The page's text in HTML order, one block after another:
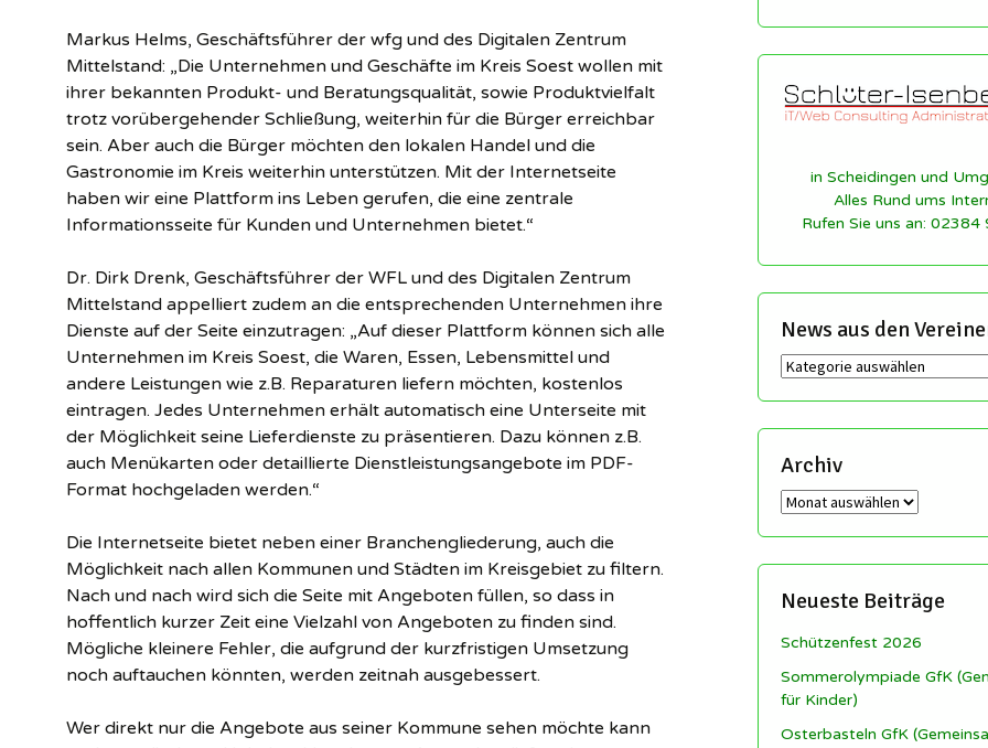
Markus Helms, Geschäftsführer der wfg und des Digitalen Zentrum
Mittelstand: „Die Unternehmen und Geschäfte im Kreis Soest wollen mit
ihrer bekannten Produkt- und Beratungsqualität, sowie Produktvielfalt
trotz vorübergehender Schließung, weiterhin für die Bürger erreichbar
sein. Aber auch die Bürger möchten den lokalen Handel und die
Gastronomie im Kreis weiterhin unterstützen. Mit der Internetseite
haben wir eine Plattform ins Leben gerufen, die eine zentrale
Informationsseite für Kunden und Unternehmen bietet.“
Dr. Dirk Drenk, Geschäftsführer der WFL und des Digitalen Zentrum
Mittelstand appelliert zudem an die entsprechenden Unternehmen ihre
Dienste auf der Seite einzutragen: „Auf dieser Plattform können sich alle
Unternehmen im Kreis Soest, die Waren, Essen, Lebensmittel und
andere Leistungen wie z.B. Reparaturen liefern möchten, kostenlos
eintragen. Jedes Unternehmen erhält automatisch eine Unterseite mit
der Möglichkeit seine Lieferdienste zu präsentieren. Dazu können z.B.
auch Menükarten oder detaillierte Dienstleistungsangebote im PDF-
Format hochgeladen werden.“
Die Internetseite bietet neben einer Branchengliederung, auch die
Möglichkeit nach allen Kommunen und Städten im Kreisgebiet zu filtern.
Nach und nach wird sich die Seite mit Angeboten füllen, so dass in
hoffentlich kurzer Zeit eine Vielzahl von Angeboten zu finden sind.
Mögliche kleinere Fehler, die aufgrund der kurzfristigen Umsetzung
noch auftauchen könnten, werden zeitnah ausgebessert.
Wer direkt nur die Angebote aus seiner Kommune sehen möchte kann
in Scheidingen und
Alles Rund ums
Rufen Sie uns an: 02384
News aus den
News
Vereinen
Archiv
Archiv
Neueste Beiträge
Schützenfest 2026
Sommerolympiade GfK
für Kinder)
Osterbasteln GfK